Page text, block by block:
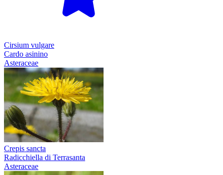
Cirsium vulgare
Cardo asinino
Asteraceae
Crepis sancta
Radicchiella di Terrasanta
Asteraceae